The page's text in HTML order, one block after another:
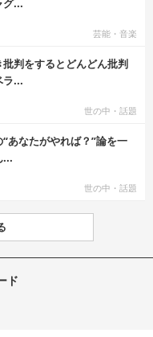
グ...
芸能・音楽
判をするとどんどん批判
ラ...
世の中・話題
あなたがやれば？”論を一
...
世の中・話題
ド